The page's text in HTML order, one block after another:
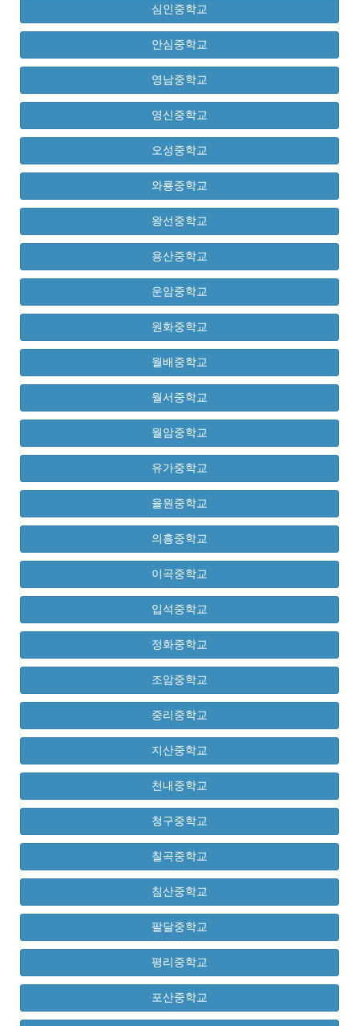
심인중학교
안심중학교
영남중학교
영신중학교
오성중학교
와룡중학교
왕선중학교
용산중학교
운암중학교
원화중학교
월배중학교
월서중학교
월암중학교
유가중학교
율원중학교
의흥중학교
이곡중학교
입석중학교
정화중학교
조암중학교
중리중학교
지산중학교
천내중학교
청구중학교
칠곡중학교
침산중학교
팔달중학교
평리중학교
포산중학교